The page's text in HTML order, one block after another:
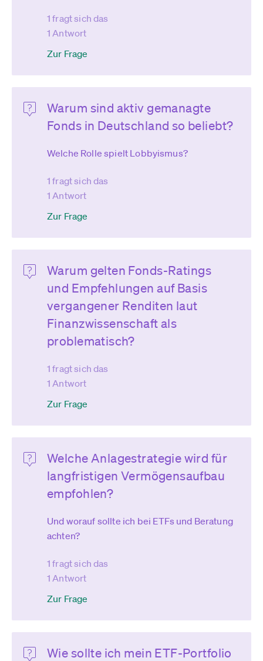
1 fragt sich das
1 Antwort
Zur Frage
Warum sind aktiv gemanagte
Fonds in Deutschland so beliebt?
Welche Rolle spielt Lobbyismus?
1 fragt sich das
1 Antwort
Zur Frage
Warum gelten Fonds-Ratings
und Empfehlungen auf Basis
vergangener Renditen laut
Finanzwissenschaft als
problematisch?
1 fragt sich das
1 Antwort
Zur Frage
Welche Anlagestrategie wird für
langfristigen Vermögensaufbau
empfohlen?
Und worauf sollte ich bei ETFs und Beratung
achten?
1 fragt sich das
1 Antwort
Zur Frage
Wie sollte ich mein ETF-Portfolio